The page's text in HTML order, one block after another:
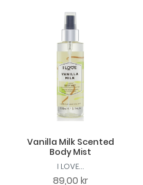
Vanilla Milk Scented
Body Mist
I LOVE...
89,00 kr